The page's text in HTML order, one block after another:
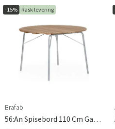
-15% Rask levering
Brafab
56:An Spisebord 110 Cm Galvanisert/teak Brafab